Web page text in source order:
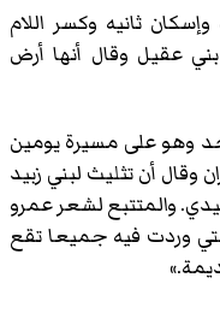
ثانيه وكسر اللام
عقيل وقال أنها أرض
وهو على مسيرة يومين
أن تثليث لبني زبيد
والمتتبع لشعر عمرو
وردت فيه جميعا تقع
»